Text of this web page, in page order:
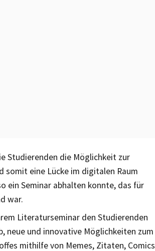
Studierenden die Möglichkeit zur
somit eine Lücke im digitalen Raum
ein Seminar abhalten konnte, das für
war.
Literaturseminar den Studierenden
neue und innovative Möglichkeiten zum
mithilfe von Memes, Zitaten, Comics